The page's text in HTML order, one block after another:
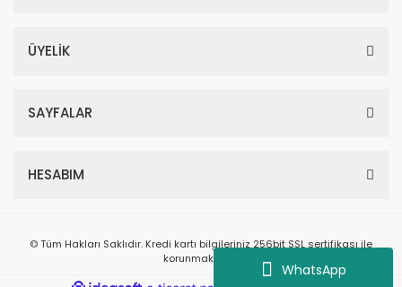
WhatsApp
ÜYELİK
SAYFALAR
HESABIM
© Tüm Hakları Saklıdır. Kredi kartı bilgileriniz 256bit SSL sertifikası ile
korunmaktadır.